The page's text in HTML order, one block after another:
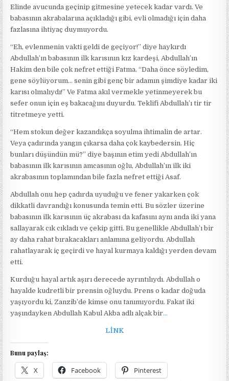
Elinde avucunda geçinip gitmesine yetecek kadar vardı. Ve
babasının akrabalarına açıkladığı gibi, evli olmadığı için daha
fazlasına ihtiyaç duymuyordu.
“Eh, evlenmenin vakti geldi de geçiyor!” diye haykırdı
Abdullah’ın babasının ilk karısının kız kardeşi, Abdullah’ın
Hakim den bile çok nefret ettiği Fatma. “Daha önce söyledim,
gene söylüyorum… senin gibi genç bir adamın şimdiye kadar iki
karısı olmalıydı!” Ve Fatma akıl vermekle yetinmeyerek bu
sefer onun için eş bakacağını duyurdu. Teklifi Abdullah’ı tir tir
titretmeye yetti.
“Hem stokun değer kazandıkça soyulma ihtimalin de artar.
Veya çadırında yangın çıkarsa daha çok kaybedersin. Hiç
bunları düşündün mü?” diye başının etim yedi Abdullah’ın
babasının ilk karısının amcasının oğlu, Abdullah’ın ilk iki
akrabasının toplamından bile fazla nefret ettiği Asaf.
Abdullah onu hep çadırda uyuduğu ve fener yakarken çok
dikkatli davrandığı konusunda temin etti. Bu sözler üzerine
babasının ilk karısının üç akrabası da kafasını aynı anda iki yana
sallayarak cık cıkladı ve çekip gitti. Bu genellikle Abdullah’ı bir
ay daha rahat bırakacakları anlamına geliyordu. Abdullah
rahatlayarak iç geçirdi ve hayal kurmaya kaldığı yerden devam
etti.
Kurduğu hayal artık aşırı derecede ayrıntılıydı. Abdullah o
hayalde kudretli bir prensin oğluydu. Prens o kadar doğuda
yaşıyordu ki, Zanzib’de kimse onu tanımıyordu. Fakat iki
yaşındayken Abdullah Kabul Akba adlı alçak bir…
LİNK
Bunu paylaş:
X Facebook Pinterest